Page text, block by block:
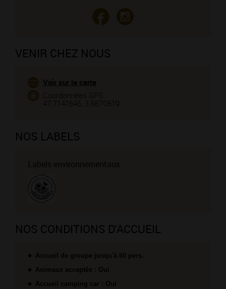
VENIR CHEZ NOUS
Voir sur la carte
Coordonnées GPS :
47.7147646, 3.6670619
NOS LABELS
Labels environnementaux
NOS CONDITIONS D'ACCUEIL
Accueil de groupe jusqu'à 60 pers.
Animaux acceptés : Oui
Accueil camping car : Oui